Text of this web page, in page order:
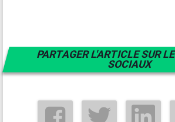
PARTAGER L'ARTICLE SUR
SOCIAUX